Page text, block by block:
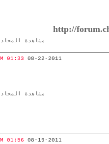
http://
مشاهدة
08-22-2011
01:33 PM
مشاهدة
08-19-2011
01:56 PM